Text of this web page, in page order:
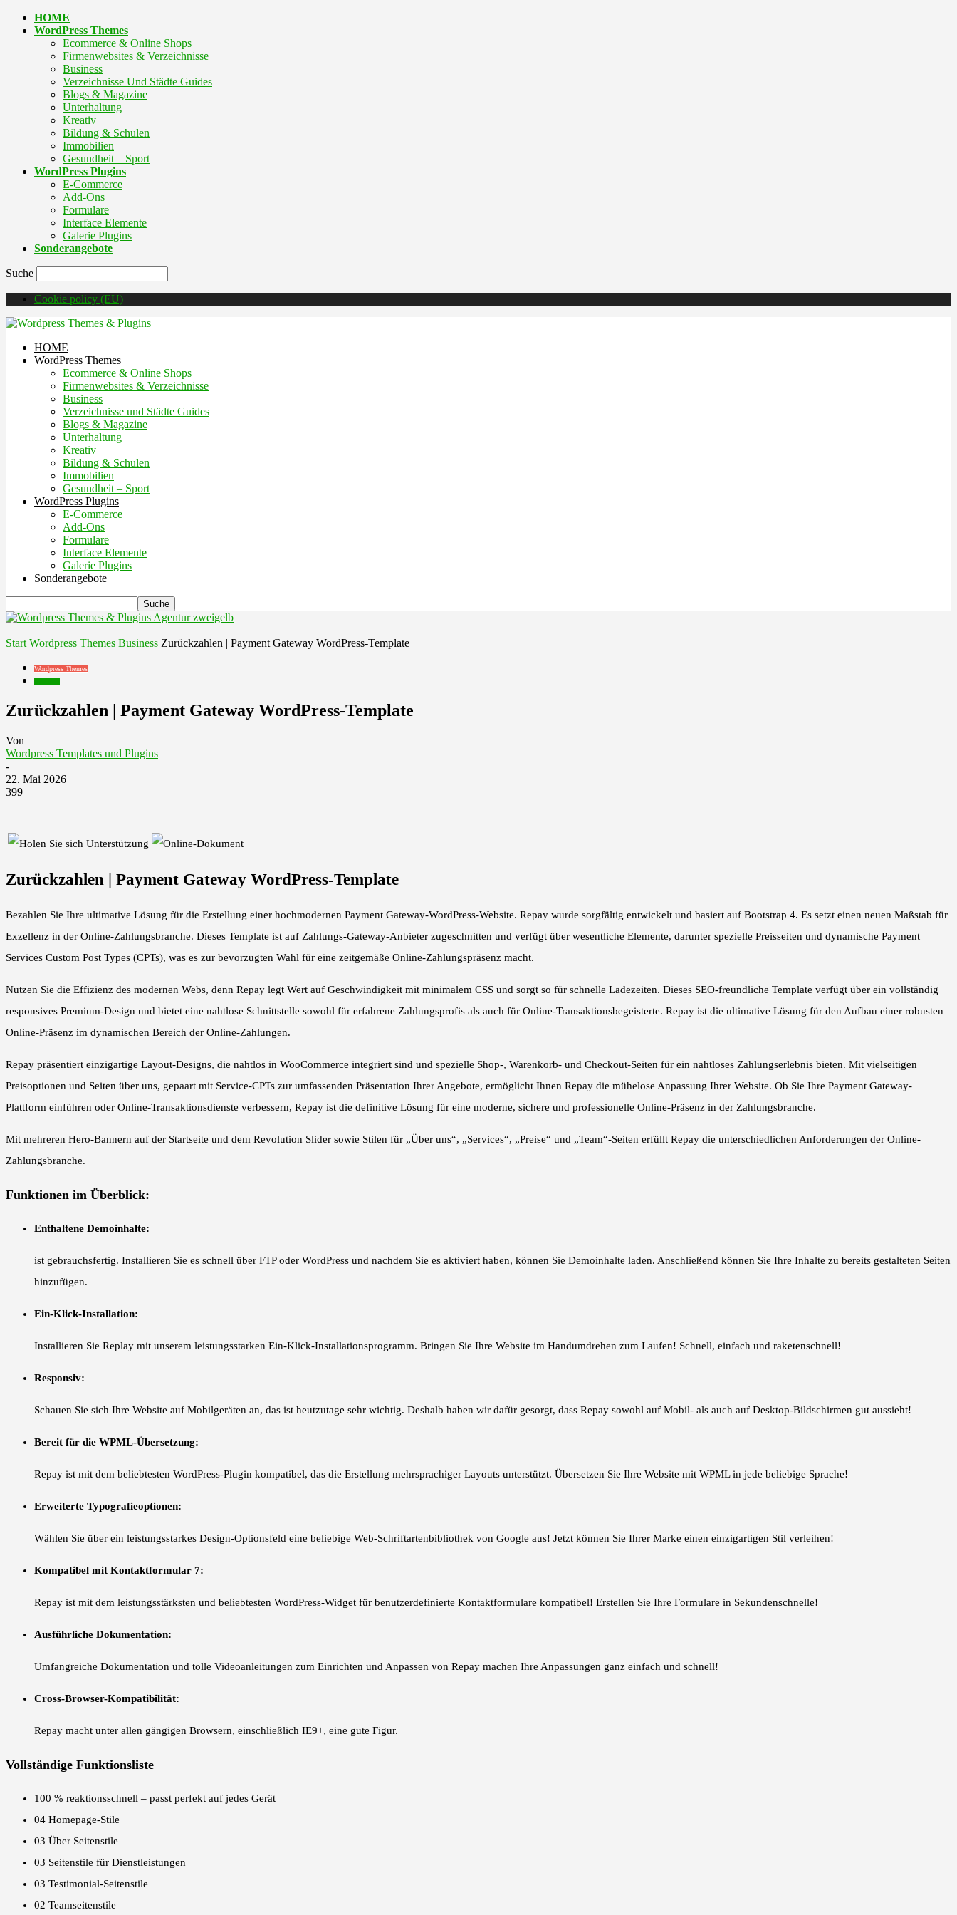
HOME
WordPress Themes
Ecommerce & Online Shops
Firmenwebsites & Verzeichnisse
Business
Verzeichnisse Und Städte Guides
Blogs & Magazine
Unterhaltung
Kreativ
Bildung & Schulen
Immobilien
Gesundheit – Sport
WordPress Plugins
E-Commerce
Add-Ons
Formulare
Interface Elemente
Galerie Plugins
Sonderangebote
Suche
Cookie policy (EU)
HOME
WordPress Themes
Ecommerce & Online Shops
Firmenwebsites & Verzeichnisse
Business
Verzeichnisse und Städte Guides
Blogs & Magazine
Unterhaltung
Kreativ
Bildung & Schulen
Immobilien
Gesundheit – Sport
WordPress Plugins
E-Commerce
Add-Ons
Formulare
Interface Elemente
Galerie Plugins
Sonderangebote
Agentur zweigelb
Start Wordpress Themes Business Zurückzahlen | Payment Gateway WordPress-Template
Wordpress Themes
Zurückzahlen | Payment Gateway WordPress-Template
Von
Wordpress Templates und Plugins
-
22. Mai 2026
399
Zurückzahlen | Payment Gateway WordPress-Template
Bezahlen Sie Ihre ultimative Lösung für die Erstellung einer hochmodernen Payment Gateway-WordPress-Website. Repay wurde sorgfältig entwickelt und basiert auf Bootstrap 4. Es setzt einen neuen Maßstab für
Exzellenz in der Online-Zahlungsbranche. Dieses Template ist auf Zahlungs-Gateway-Anbieter zugeschnitten und verfügt über wesentliche Elemente, darunter spezielle Preisseiten und dynamische Payment
Services Custom Post Types (CPTs), was es zur bevorzugten Wahl für eine zeitgemäße Online-Zahlungspräsenz macht.
Nutzen Sie die Effizienz des modernen Webs, denn Repay legt Wert auf Geschwindigkeit mit minimalem CSS und sorgt so für schnelle Ladezeiten. Dieses SEO-freundliche Template verfügt über ein vollständig
responsives Premium-Design und bietet eine nahtlose Schnittstelle sowohl für erfahrene Zahlungsprofis als auch für Online-Transaktionsbegeisterte. Repay ist die ultimative Lösung für den Aufbau einer robusten
Online-Präsenz im dynamischen Bereich der Online-Zahlungen.
Repay präsentiert einzigartige Layout-Designs, die nahtlos in WooCommerce integriert sind und spezielle Shop-, Warenkorb- und Checkout-Seiten für ein nahtloses Zahlungserlebnis bieten. Mit vielseitigen
Preisoptionen und Seiten über uns, gepaart mit Service-CPTs zur umfassenden Präsentation Ihrer Angebote, ermöglicht Ihnen Repay die mühelose Anpassung Ihrer Website. Ob Sie Ihre Payment Gateway-
Plattform einführen oder Online-Transaktionsdienste verbessern, Repay ist die definitive Lösung für eine moderne, sichere und professionelle Online-Präsenz in der Zahlungsbranche.
Mit mehreren Hero-Bannern auf der Startseite und dem Revolution Slider sowie Stilen für „Über uns“, „Services“, „Preise“ und „Team“-Seiten erfüllt Repay die unterschiedlichen Anforderungen der Online-
Zahlungsbranche.
Funktionen im Überblick:
Enthaltene Demoinhalte:
ist gebrauchsfertig. Installieren Sie es schnell über FTP oder WordPress und nachdem Sie es aktiviert haben, können Sie Demoinhalte laden. Anschließend können Sie Ihre Inhalte zu bereits gestalteten Seiten
hinzufügen.
Ein-Klick-Installation:
Installieren Sie Replay mit unserem leistungsstarken Ein-Klick-Installationsprogramm. Bringen Sie Ihre Website im Handumdrehen zum Laufen! Schnell, einfach und raketenschnell!
Responsiv:
Schauen Sie sich Ihre Website auf Mobilgeräten an, das ist heutzutage sehr wichtig. Deshalb haben wir dafür gesorgt, dass Repay sowohl auf Mobil- als auch auf Desktop-Bildschirmen gut aussieht!
Bereit für die WPML-Übersetzung:
Repay ist mit dem beliebtesten WordPress-Plugin kompatibel, das die Erstellung mehrsprachiger Layouts unterstützt. Übersetzen Sie Ihre Website mit WPML in jede beliebige Sprache!
Erweiterte Typografieoptionen:
Wählen Sie über ein leistungsstarkes Design-Optionsfeld eine beliebige Web-Schriftartenbibliothek von Google aus! Jetzt können Sie Ihrer Marke einen einzigartigen Stil verleihen!
Kompatibel mit Kontaktformular 7:
Repay ist mit dem leistungsstärksten und beliebtesten WordPress-Widget für benutzerdefinierte Kontaktformulare kompatibel! Erstellen Sie Ihre Formulare in Sekundenschnelle!
Ausführliche Dokumentation:
Umfangreiche Dokumentation und tolle Videoanleitungen zum Einrichten und Anpassen von Repay machen Ihre Anpassungen ganz einfach und schnell!
Cross-Browser-Kompatibilität:
Repay macht unter allen gängigen Browsern, einschließlich IE9+, eine gute Figur.
Vollständige Funktionsliste
100 % reaktionsschnell – passt perfekt auf jedes Gerät
04 Homepage-Stile
03 Über Seitenstile
03 Seitenstile für Dienstleistungen
03 Testimonial-Seitenstile
02 Teamseitenstile